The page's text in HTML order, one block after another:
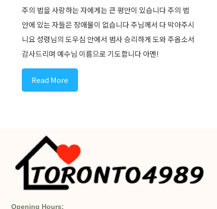
주의 법을 사랑하는 자에게는 큰 평안이 있습니다 주의 법
안에 있는 자들은 장애물이 없습니다 주님께서 다 막아주시
니요 성령님의 도우심 안에서 범사 승리하게 도와 주옵소서
감사드리며 예수님 이름으로 기도합니다 아멘!
Read More
Opening Hours: